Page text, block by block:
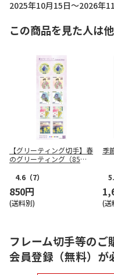
2025年10月15日～2026年
この商品を見た人は
【グリーティング切手】春
のグリーティング（85
4.6 （7）
850円
(送料別)
季
(送
フレーム切手等のご
会員登録（無料）が